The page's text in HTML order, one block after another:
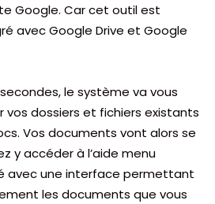
Google. Car cet outil est
avec Google Drive et Google
le système va vous
vos dossiers et fichiers existants
Vos documents vont alors se
y accéder à l’aide menu
avec une interface permettant
les documents que vous